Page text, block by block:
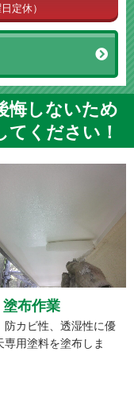
定休）
悔しないため
てください！
布作業
防カビ性、透湿性に優
専用塗料を塗布しま